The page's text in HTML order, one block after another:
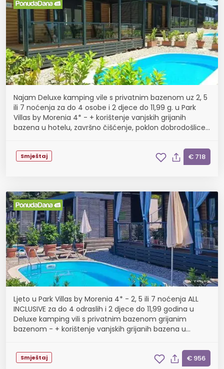
Najam Deluxe kamping vile s privatnim bazenom uz 2, 5
ili 7 noćenja za do 4 osobe i 2 djece do 11,99 g. u Park
Villas by Morenia 4* - + korištenje vanjskih grijanih
bazena u hotelu, završno čišćenje, poklon dobrodošlice,
Smještaj € 718
Ljeto u Park Villas by Morenia 4* - 2, 5 ili 7 noćenja ALL
INCLUSIVE za do 4 odraslih i 2 djece do 11,99 godina u
Deluxe kamping vili s privatnim bazenom grijanim
bazenom - + korištenje vanjskih grijanih bazena u
Smještaj € 956